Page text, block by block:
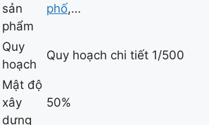
sản
phẩm
phố,…
Quy
hoạch
Quy hoạch chi tiết 1/500
Mật độ
xây
dựng
50%